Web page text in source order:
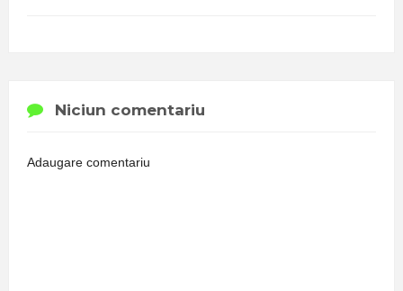
Niciun comentariu
Adaugare comentariu